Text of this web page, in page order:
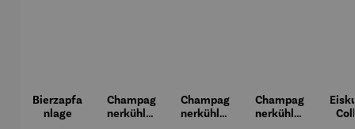
Bierzapfa
nlage
Champag
nerkühler
Champag
nerkühler
Champag
nerkühler